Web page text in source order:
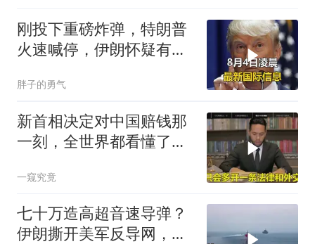
刚投下重磅炸弹，特朗普
火速喊停，伊朗怀疑有
胖子的勇气
新首相决定对中国赔钱那
一刻，全世界都看懂了：
一窥究竟
七十万造高超音速导弹？
伊朗撕开美军反导网，炸